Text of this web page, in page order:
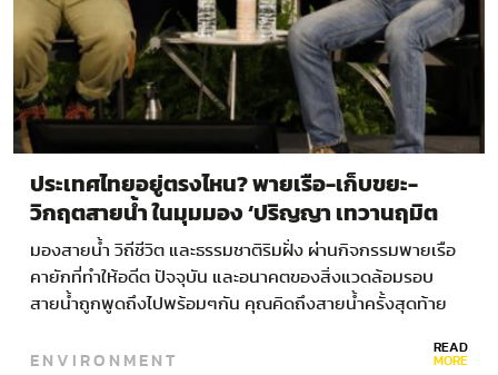
ประเทศไทยอยู่ตรงไหน? พายเรือ-เก็บขยะ-
วิกฤตสายน้ำ ในมุมมอง ‘ปริญญา เทวานฤมิต
รกุล’
มองสายน้ำ วิถีชีวิต และธรรมชาติริมฝั่ง ผ่านกิจกรรมพายเรือ
คายักที่ทำให้อดีต ปัจจุบัน และอนาคตของสิ่งแวดล้อมรอบ
สายน้ำถูกพูดถึงไปพร้อมๆกัน คุณคิดถึงสายน้ำครั้งสุดท้าย
ENVIRONMENT READ
MORE